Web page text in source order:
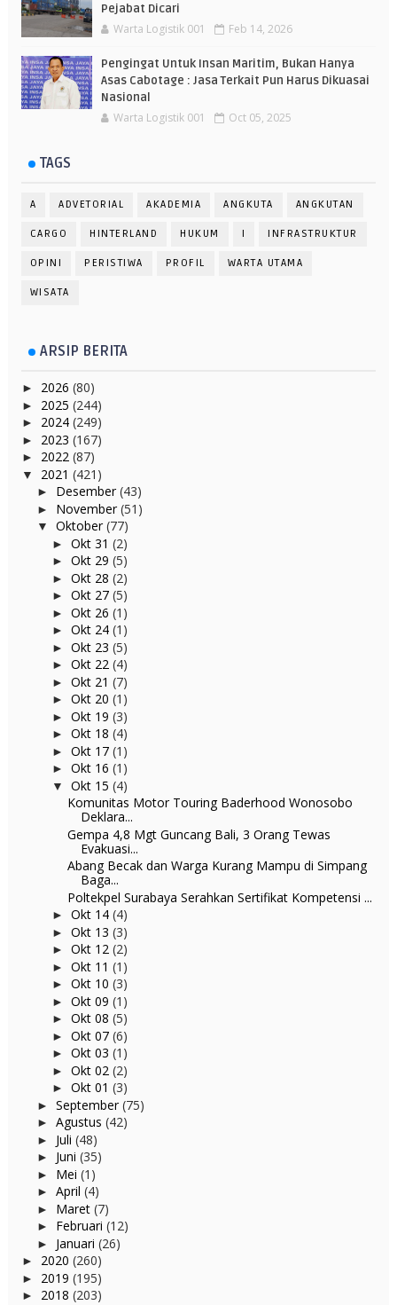
Pejabat Dicari
Warta Logistik 001 Feb 14, 2026
Pengingat Untuk Insan Maritim, Bukan Hanya
Asas Cabotage : Jasa Terkait Pun Harus Dikuasai
Nasional
Warta Logistik 001 Oct 05, 2025
TAGS
A ADVETORIAL AKADEMIA ANGKUTA ANGKUTAN
CARGO HINTERLAND HUKUM I INFRASTRUKTUR
OPINI PERISTIWA PROFIL WARTA UTAMA
WISATA
ARSIP BERITA
► 2026 (80)
► 2025 (244)
► 2024 (249)
► 2023 (167)
► 2022 (87)
▼ 2021 (421)
► Desember(43)
► November(51)
▼ Oktober(77)
► Okt 31 (2)
► Okt 29 (5)
► Okt 28 (2)
► Okt 27 (5)
► Okt 26 (1)
► Okt 24 (1)
► Okt 23 (5)
► Okt 22 (4)
► Okt 21 (7)
► Okt 20 (1)
► Okt 19 (3)
► Okt 18 (4)
► Okt 17 (1)
► Okt 16 (1)
▼ Okt 15 (4)
Komunitas Motor Touring Baderhood Wonosobo
Deklara...
Gempa 4,8 Mgt Guncang Bali, 3 Orang Tewas
Evakuasi...
Abang Becak dan Warga Kurang Mampu di Simpang
Baga...
Poltekpel Surabaya Serahkan Sertifikat Kompetensi ...
► Okt 14 (4)
► Okt 13 (3)
► Okt 12 (2)
► Okt 11 (1)
► Okt 10 (3)
► Okt 09 (1)
► Okt 08 (5)
► Okt 07 (6)
► Okt 03 (1)
► Okt 02 (2)
► Okt 01 (3)
► September(75)
► Agustus (42)
► Juli (48)
► Juni (35)
► Mei (1)
► April (4)
► Maret (7)
► Februari (12)
► Januari (26)
► 2020 (260)
► 2019 (195)
► 2018 (203)